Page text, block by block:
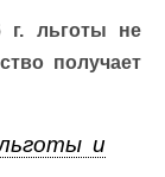
г. льготы не
получает
и